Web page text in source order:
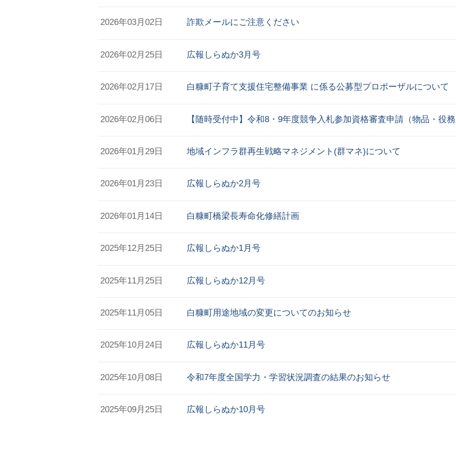
2026年03月02日 詐欺メールにご注意ください
2026年02月25日 広報しらぬか3月号
2026年02月17日 白糠町子育て支援住宅整備事業 に係る公募型プロポーザルについて
2026年02月06日 【随時受付中】令和8・9年度競争入札参加資格審査申請（物品・役
2026年01月29日 地域インフラ群再生戦略マネジメント(群マネ)について
2026年01月23日 広報しらぬか2月号
2026年01月14日 白糠町橋梁長寿命化修繕計画
2025年12月25日 広報しらぬか1月号
2025年11月25日 広報しらぬか12月号
2025年11月05日 白糠町用途地域の変更についてのお知らせ
2025年10月24日 広報しらぬか11月号
2025年10月08日 令和7年度全国学力・学習状況調査の結果のお知らせ
2025年09月25日 広報しらぬか10月号